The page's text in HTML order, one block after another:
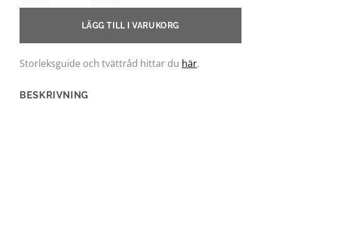
LÄGG TILL I VARUKORG
Storleksguide och tvättråd hittar du här.
BESKRIVNING